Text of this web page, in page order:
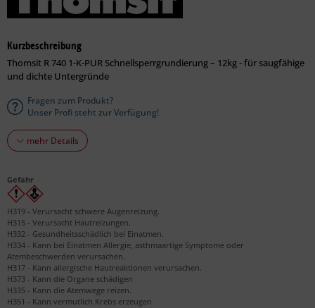
Kurzbeschreibung
Thomsit R 740 1-K-PUR Schnellsperrgrundierung – 12kg - für saugfähige
und dichte Untergründe
Fragen zum Produkt?
Unser Profi steht zur Verfügung!
mehr Details
Gefahr
H319 - Verursacht schwere Augenreizung.
H315 - Verursacht Hautreizungen.
H332 - Gesundheitsschädlich bei Einatmen.
H334 - Kann bei Einatmen Allergie, asthmaartige Symptome oder
Atembeschwerden verursachen.
H317 - Kann allergische Hautreaktionen verursachen.
H373 - Kann die Organe schädigen
H335 - Kann die Atemwege reizen.
H351 - Kann vermutlich Krebs erzeugen